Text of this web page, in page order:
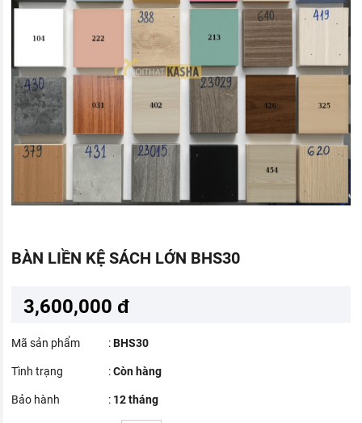
BÀN LIỀN KỆ SÁCH LỚN BHS30
3,600,000 đ
Mã sản phẩm :BHS30
Tình trạng :Còn hàng
Bảo hành : 12 tháng